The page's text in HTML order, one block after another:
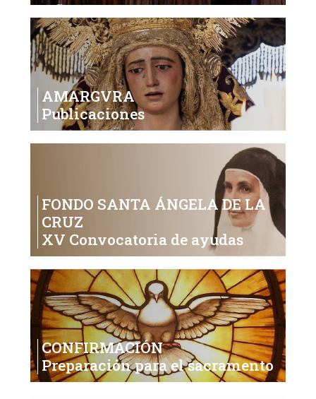
AMARGVRA
Publicaciones
FONDO SANTA ÁNGELA DE LA
CRUZ
XV Convocatoria de ayudas
CONFIRMACIÓN
Preparación para el sacramento